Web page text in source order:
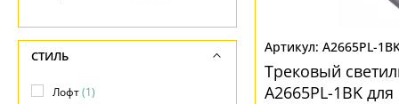
A2665PL-
Трековый
A2665PL-1BK
СТИЛЬ
Лофт(1)